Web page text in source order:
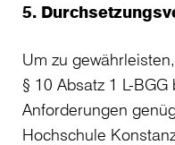
5.
Um zu
§ 10 Absatz 1 L-
Anforderungen
Hochschule